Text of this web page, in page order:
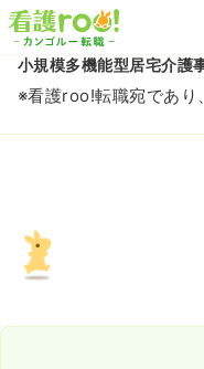
小規模多機能型居宅介護
※看護roo!転職宛であり